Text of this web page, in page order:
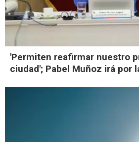
'Permiten reafirmar nuestro
ciudad'; Pabel Muñoz irá por